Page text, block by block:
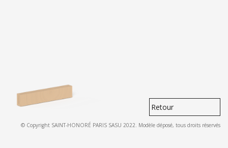
Retour
© Copyright SAINT-HONORÉ PARIS SASU 2022. Modèle déposé, tous droits réservés